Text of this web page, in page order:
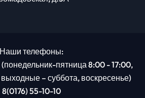
Наши телефоны:
пятница 8:00 - 17:00,
– суббота, воскресенье)
8(0176) 55-10-10